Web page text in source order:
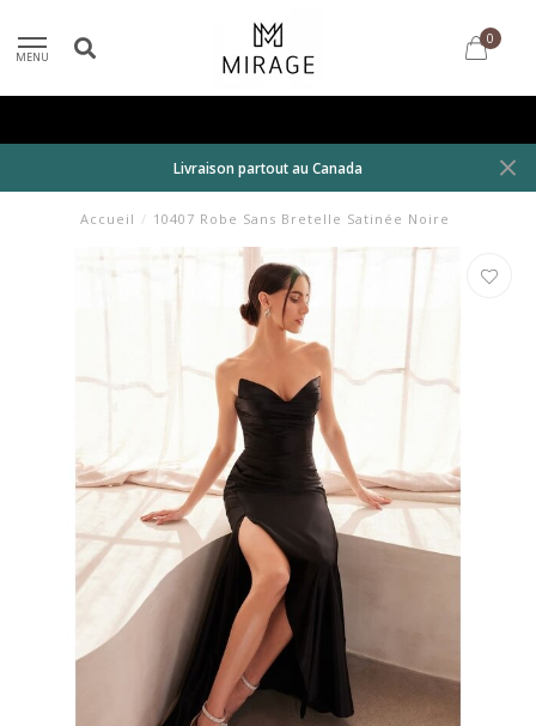
MENU
0
Livraison partout au Canada
Accueil / 10407 Robe Sans Bretelle Satinée Noire